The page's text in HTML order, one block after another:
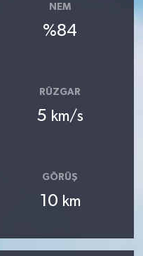
NEM
%84
RÜZGAR
5 km/s
GÖRÜŞ
10 km